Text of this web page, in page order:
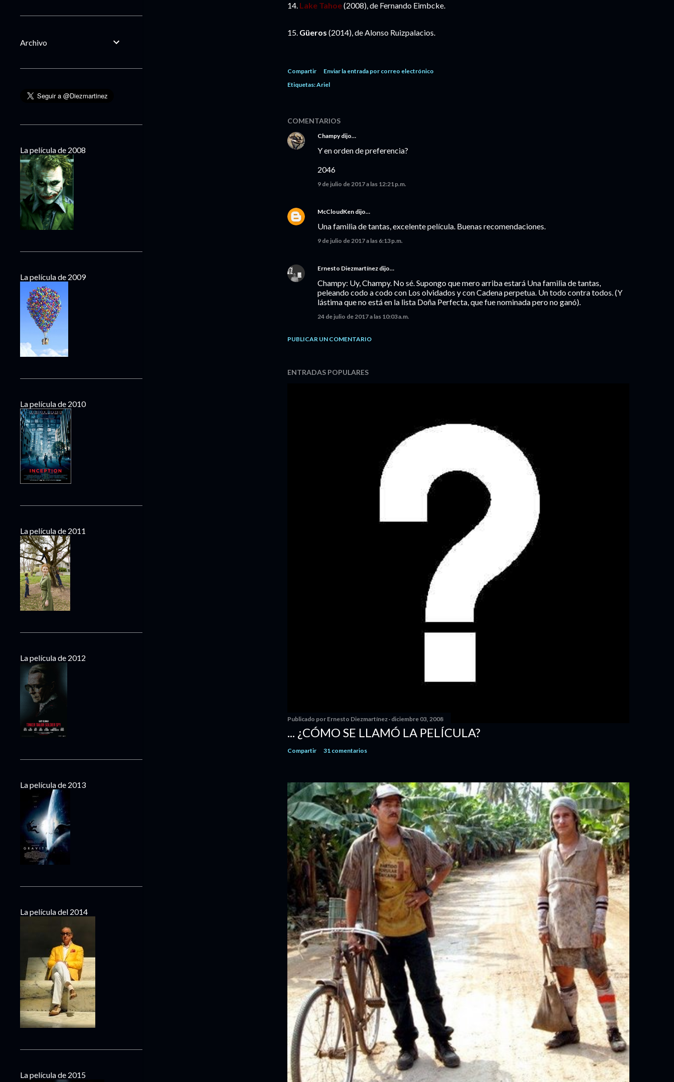
14. Lake Tahoe(2008), de Fernando Eimbcke.
15. Güeros (2014), de Alonso Ruizpalacios.
Compartir
Enviar la entrada por correo electrónico
Etiquetas:Ariel
COMENTARIOS
Champydijo…
Y en orden de preferencia?
2046
9 de julio de 2017 a las 12:21 p.m.
McCloudKen dijo…
Una familia de tantas, excelente película. Buenas recomendaciones.
9 de julio de 2017 a las 6:13 p.m.
Ernesto Diezmartínez dijo…
Champy: Uy, Champy. No sé. Supongo que mero arriba estará Una familia de tantas,
peleando codo a codo con Los olvidados y con Cadena perpetua. Un todo contra todos. (Y
lástima que no está en la lista Doña Perfecta, que fue nominada pero no ganó).
24 de julio de 2017 a las 10:03 a.m.
PUBLICAR UN COMENTARIO
ENTRADAS POPULARES
Publicado por Ernesto Diezmartínez diciembre 03, 2008
... ¿CÓMO SE LLAMÓ LA PELÍCULA?
Compartir 31 comentarios
Archivo
La película de 2008
La película de 2009
La película de 2010
La película de 2011
La película de 2012
La película de 2013
La película del 2014
La película de 2015